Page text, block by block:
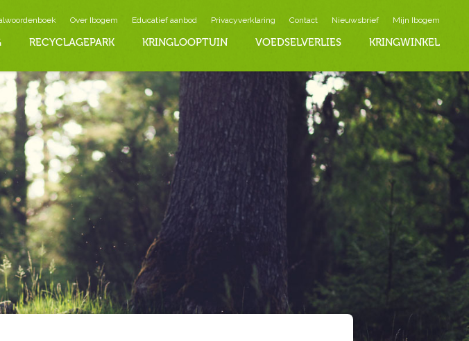
Over Ibogem Educatief aanbod Privacyverklaring Contact Nieuwsbrief Mijn Ibogem
RECYCLAGEPARK KRINGLOOPTUIN VOEDSELVERLIES KRINGWINKEL